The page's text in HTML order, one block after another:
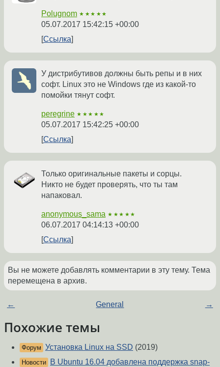
Polugnom ★★★★★
05.07.2017 15:42:15 +00:00
Ссылка
У дистрибутивов должны быть репы и в них
софт. Linux это не Windows где из какой-то
помойки тянут софт.
peregrine ★★★★★
05.07.2017 15:42:25 +00:00
Ссылка
Только оригинальные пакеты и сорцы.
Никто не будет проверять, что ты там
напаковал.
anonymous_sama ★★★★★
06.07.2017 04:14:13 +00:00
Ссылка
Вы не можете добавлять комментарии в эту тему. Тема
перемещена в архив.
← General →
Похожие темы
Форум Установка Linux на SSD (2019)
Новости
В Ubuntu 16.04 добавлена поддержка snap-